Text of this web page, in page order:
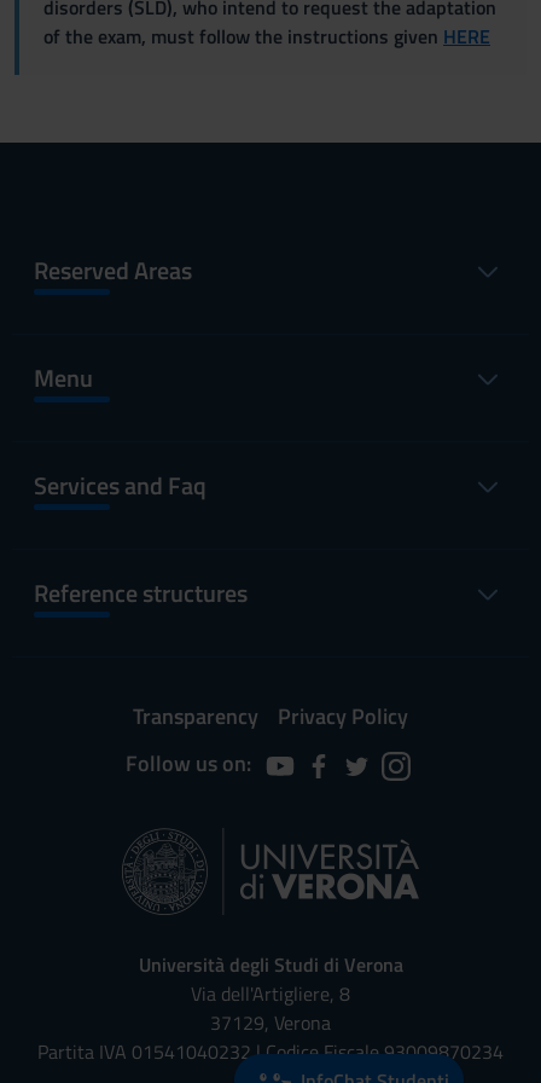
disorders (SLD), who intend to request the adaptation
of the exam, must follow the instructions given HERE
Reserved Areas
Menu
Services and Faq
Reference structures
Transparency
Privacy Policy
Follow us on:
Università degli Studi di Verona
Via dell'Artigliere, 8
37129, Verona
Partita IVA 01541040232 | Codice Fiscale 93009870234